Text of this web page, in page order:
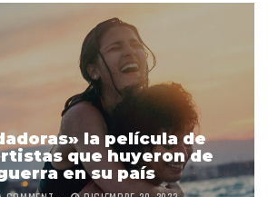
la película de
que huyeron de
en su país